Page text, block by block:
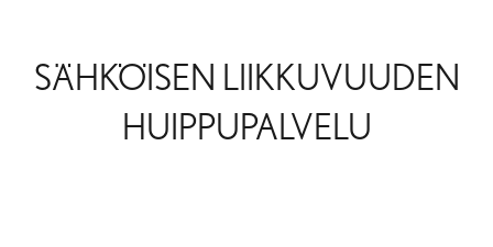
SÄHKÖISEN LIIKKUVUUDEN
HUIPPUPALVELU